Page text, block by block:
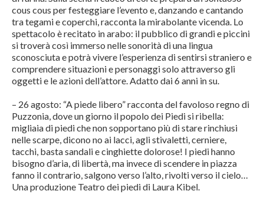
cous cous per festeggiare l’evento e, danzando e cantando
tra tegami e coperchi, racconta la mirabolante vicenda. Lo
spettacolo è recitato in arabo: il pubblico di grandi e piccini
si troverà così immerso nelle sonorità di una lingua
sconosciuta e potrà vivere l’esperienza di sentirsi straniero e
comprendere situazioni e personaggi solo attraverso gli
oggetti e le azioni dell’attore. Adatto dai 6 anni in su.
– 26 agosto: “A piede libero” racconta del favoloso regno di
Puzzonia, dove un giorno il popolo dei Piedi si ribella:
migliaia di piedi che non sopportano più di stare rinchiusi
nelle scarpe, dicono no ai lacci, agli stivaletti, cerniere,
tacchi, basta sandali e cinghiette dolorose! I piedi hanno
bisogno d’aria, di libertà, ma invece di scendere in piazza
fanno il contrario, salgono verso l’alto, rivolti verso il cielo…
Una produzione Teatro dei piedi di Laura Kibel.